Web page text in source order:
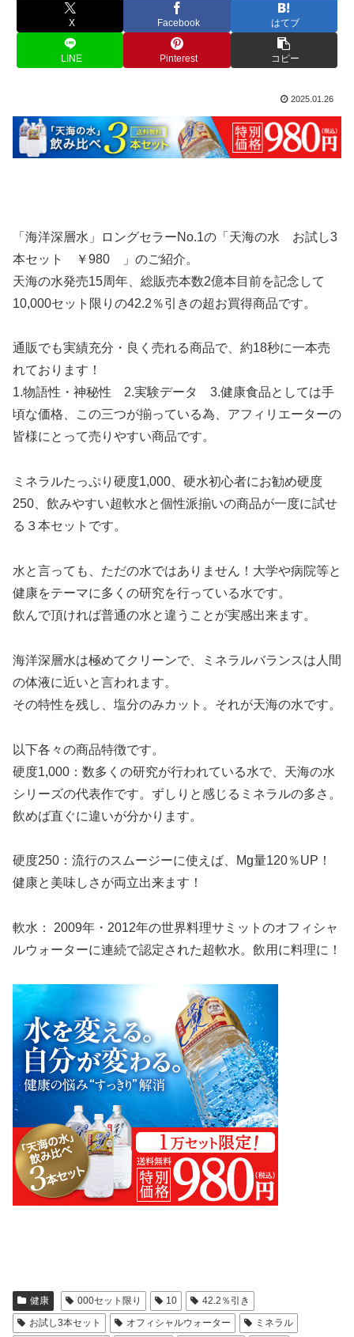
X Facebook はてブ
LINE Pinterest コピー
2025.01.26
「海洋深層水」ロングセラーNo.1の「天海の水 お試し3
本セット ￥980 」のご紹介。
天海の水発売15周年、総販売本数2億本目前を記念して
10,000セット限りの42.2％引きの超お買得商品です。
通販でも実績充分・良く売れる商品で、約18秒に一本売
れております！
1.物語性・神秘性 2.実験データ 3.健康食品としては手
頃な価格、この三つが揃っている為、アフィリエーターの
皆様にとって売りやすい商品です。
ミネラルたっぷり硬度1,000、硬水初心者にお勧め硬度
250、飲みやすい超軟水と個性派揃いの商品が一度に試せ
る３本セットです。
水と言っても、ただの水ではありません！大学や病院等と
健康をテーマに多くの研究を行っている水です。
飲んで頂ければ普通の水と違うことが実感出来ます。
海洋深層水は極めてクリーンで、ミネラルバランスは人間
の体液に近いと言われます。
その特性を残し、塩分のみカット。それが天海の水です。
以下各々の商品特徴です。
硬度1,000：数多くの研究が行われている水で、天海の水
シリーズの代表作です。ずしりと感じるミネラルの多さ。
飲めば直ぐに違いが分かります。
硬度250：流行のスムージーに使えば、Mg量120％UP！
健康と美味しさが両立出来ます！
軟水： 2009年・2012年の世界料理サミットのオフィシャ
ルウォーターに連続で認定された超軟水。飲用に料理に！
健康 000セット限り 10
42.2％引き
お試し3本セット
オフィシャルウォーター ミネラル